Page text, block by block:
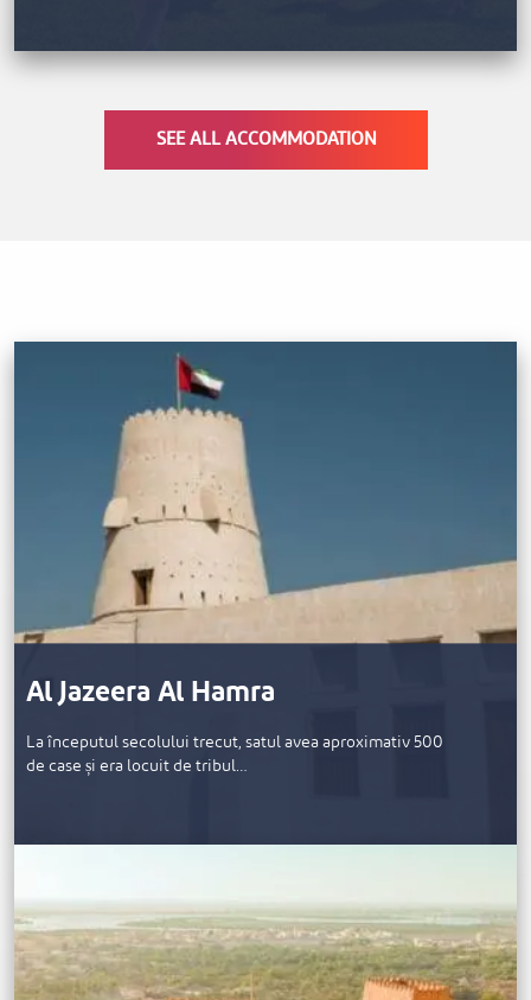
SEE ALL ACCOMMODATION
Al Jazeera Al Hamra
La începutul secolului trecut, satul avea aproximativ 500
de case și era locuit de tribul…